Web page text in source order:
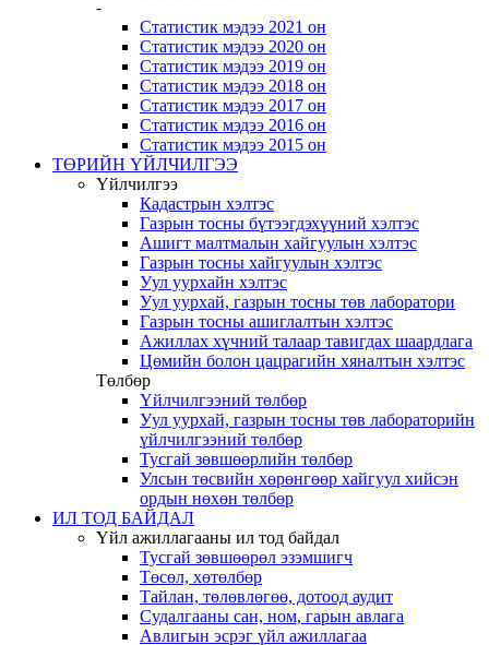
-
Статистик мэдээ 2021 он
Статистик мэдээ 2020 он
Статистик мэдээ 2019 он
Статистик мэдээ 2018 он
Статистик мэдээ 2017 он
Статистик мэдээ 2016 он
Статистик мэдээ 2015 он
ТӨРИЙН ҮЙЛЧИЛГЭЭ
Үйлчилгээ
Кадастрын хэлтэс
Газрын тосны бүтээгдэхүүний хэлтэс
Ашигт малтмалын хайгуулын хэлтэс
Газрын тосны хайгуулын хэлтэс
Уул уурхайн хэлтэс
Уул уурхай, газрын тосны төв лаборатори
Газрын тосны ашиглалтын хэлтэс
Ажиллах хүчний талаар тавигдах шаардлага
Цөмийн болон цацрагийн хяналтын хэлтэс
Төлбөр
Үйлчилгээний төлбөр
Уул уурхай, газрын тосны төв лабораторийн
үйлчилгээний төлбөр
Тусгай зөвшөөрлийн төлбөр
Улсын төсвийн хөрөнгөөр хайгуул хийсэн
ордын нөхөн төлбөр
ИЛ ТОД БАЙДАЛ
Үйл ажиллагааны ил тод байдал
Тусгай зөвшөөрөл эзэмшигч
Төсөл, хөтөлбөр
Тайлан, төлөвлөгөө, дотоод аудит
Судалгааны сан, ном, гарын авлага
Авлигын эсрэг үйл ажиллагаа